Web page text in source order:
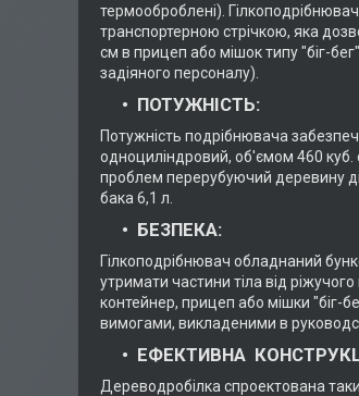
термооброблені).
транспортерною стрічкою, яка
см в прицеп або мішок типу "біг-
задіяного персоналу).
ПОТУЖНІСТЬ:
Потужність подрібнювача
одноциліндровий, об'ємом 460
проблем перерубуючий деревину
бака 6,1 л.
БЕЗПЕКА:
Гілкоподрібнювач обладнаний
утримати частини тіла від
контейнер, прицеп або мішки "біг-
вимогами, викладеними в
ЕФЕКТИВНА
Дереводробілка спроектована